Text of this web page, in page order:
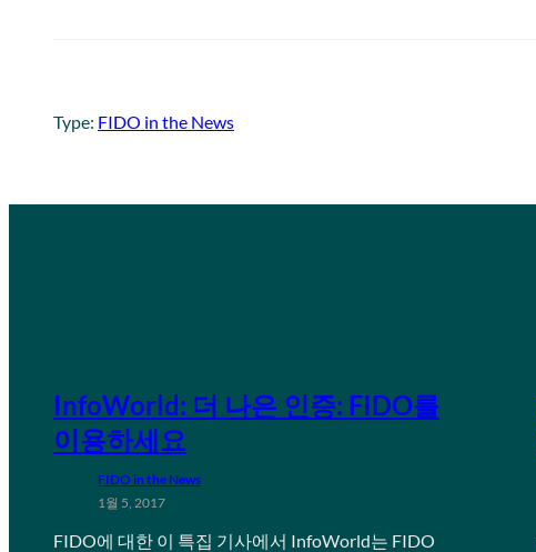
Type: FIDO in the News
InfoWorld: 더 나은 인증: FIDO를
이용하세요
FIDO in the News
1월 5, 2017
FIDO에 대한 이 특집 기사에서 InfoWorld는 FIDO